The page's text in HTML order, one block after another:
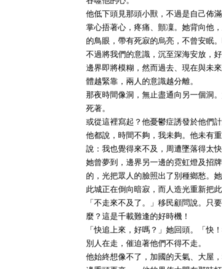
他低下頭見那頭小獸，不過是自己佈
掌心捂著心，疼痛、顫凜。她背向他
的鳥眼，帶有死寂的烏亮，不曾安眠
不過將我們的意識，沉至深海安放，
邊界即將模糊，然而過去、現在與未
體越緊靠，兩人的意識越分離。
那夜時間像洞，無止盡通向另一個洞
死著。
或從這裡寫起？他憂鬱症誘發於他們
他都說，時間不夠，我未夠。他未有
說：我也覺得來不及，周遭墜落得太
她曾夢到，邊界另一邊的霓虹燈及招
的，光把眾人的臉照出了別種鄉愁。
此城正在倒向暗寂，而人造光重新把此
「不走來不及了。」移民顧問說。只
麼？這是千載難逢的好時機！
「快追上來，好嗎？」她回頭。「快
別人在走，催迫著他們不得不走。
他始終想像不了，加國的天氣、大屋